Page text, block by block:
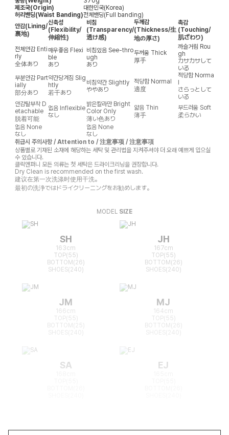
제조국(Origin)
대한민국(Korea)
허리밴딩(Waist Banding)전체밴딩(Full banding)
안감(Lining/
裏地)
신축성
(Flexibility/
伸縮性)
비침
(Transparency/
透け感)
두께감
(Thickness/生
地の厚さ)
촉감
(Touching/
肌ざわり)
전체안감 Enti
rly
全体あり
매우좋음 Flexi
ble
あり
비침있음 See-thro
ugh
あり
두꺼움 Thick
厚手
까슬거림 Rou
gh
カサカサして
いる
부분안감 Part
ially
部分あり
약간당겨짐 Slig
htly
若干あり
비침약간 Slightly
ややあり
적당함 Normal
適度
적당함 Norma
l
さらっとして
いる
안감탈부착 D
etachable
脱着可能
없음 Inflexible
なし
밝은칼라만 Bright
Color Only
薄い色あり
얇음 Thin
薄手
부드러움 Soft
柔らかい
없음 None
なし
없음 None
なし
취급시 주의사항 / Attention to / 注意事项 / 注意事項
상품별로 기재된 소재에 해당하는 세탁 및 관리법을 지켜주셔야 더 오래 예쁘게 입으실
수 있습니다.
클릭앤퍼니 모든 의류는 첫 세탁은 드라이크리닝을 권장합니다.
Dry Clean is recommended on the first wash.
建议在第一次洗涤时使用干洗。
最初の洗浄ではドライクリーニングをお勧めします。
MODEL SIZE
SH
163cm
TOP(55)
BOTTOM(26)
SHOES(240)
JH
167cm
TOP(55)
BOTTOM(26)
SHOES(240)
JM
166cm
TOP(55)
BOTTOM(25)
MJ
164cm
TOP(55)
BOTTOM(26)
SA EJ